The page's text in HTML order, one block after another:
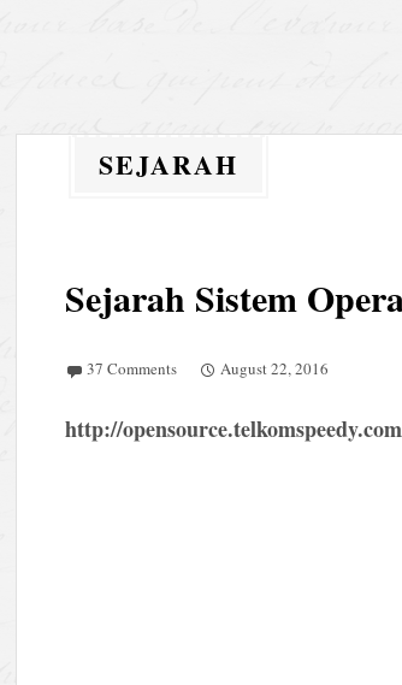
SEJARAH
Sejarah Sistem
37 Comments August 22, 2016
http://